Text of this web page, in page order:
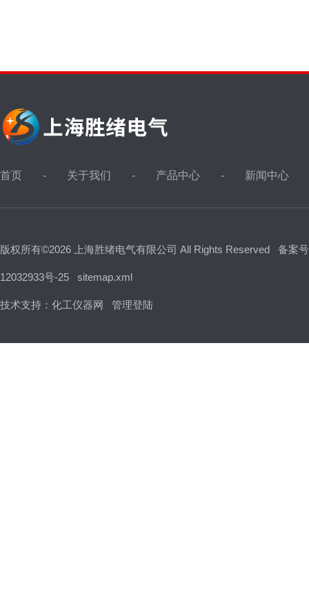
首页 关于我们 产品中心 新闻中心
版权所有©2026 上海胜绪电气有限公司 All Rights Reserved 备案
12032933号-25 sitemap.xml
技术支持： 化工仪器网 管理登陆